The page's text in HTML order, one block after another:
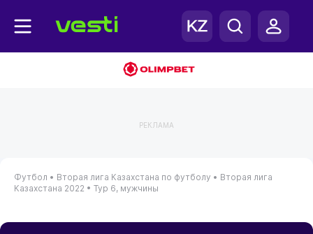
РЕКЛАМА
Футбол • Вторая лига Казахстана по футболу • Вторая лига
Казахстана 2022 • Тур 6, мужчины